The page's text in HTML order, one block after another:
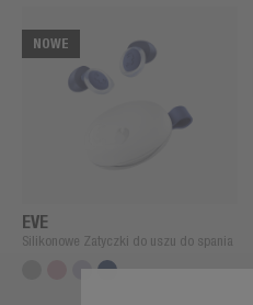
NOWE
EVE
Silikonowe Zatyczki do uszu do spania